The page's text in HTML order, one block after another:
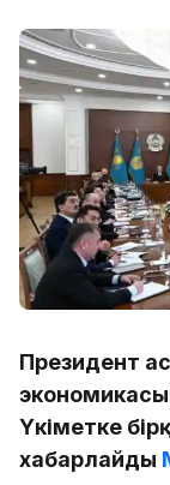
Президент
Үкіметке
хабарлайды